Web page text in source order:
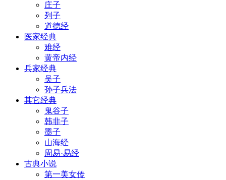
庄子
列子
道德经
医家经典
难经
黄帝内经
兵家经典
吴子
孙子兵法
其它经典
鬼谷子
韩非子
墨子
山海经
周易·易经
古典小说
第一美女传